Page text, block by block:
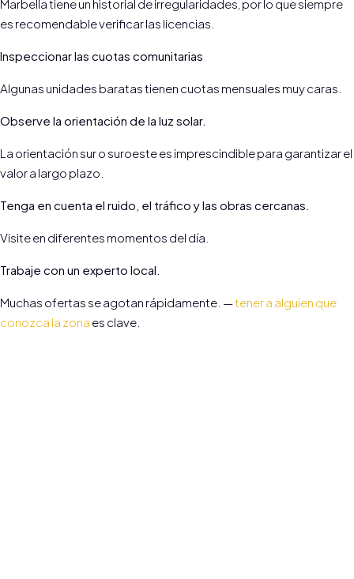
Marbella tiene un historial de irregularidades, por lo que siempre
es recomendable verificar las licencias.
Inspeccionar las cuotas comunitarias
Algunas unidades baratas tienen cuotas mensuales muy caras.
Observe la orientación de la luz solar.
La orientación sur o suroeste es imprescindible para garantizar el
valor a largo plazo.
Tenga en cuenta el ruido, el tráfico y las obras cercanas.
Visite en diferentes momentos del día.
Trabaje con un experto local.
Muchas ofertas se agotan rápidamente. —tener a alguien que
conozca la zona es clave.